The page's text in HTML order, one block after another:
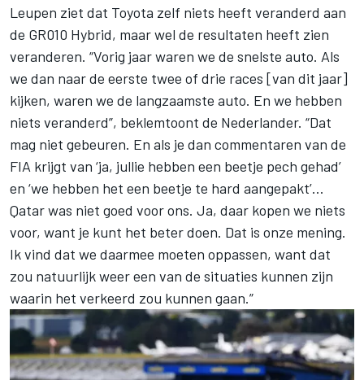
Leupen ziet dat Toyota zelf niets heeft veranderd aan
de GR010 Hybrid, maar wel de resultaten heeft zien
veranderen. “Vorig jaar waren we de snelste auto. Als
we dan naar de eerste twee of drie races [van dit jaar]
kijken, waren we de langzaamste auto. En we hebben
niets veranderd”, beklemtoont de Nederlander. “Dat
mag niet gebeuren. En als je dan commentaren van de
FIA krijgt van ‘ja, jullie hebben een beetje pech gehad’
en ‘we hebben het een beetje te hard aangepakt’…
Qatar was niet goed voor ons. Ja, daar kopen we niets
voor, want je kunt het beter doen. Dat is onze mening.
Ik vind dat we daarmee moeten oppassen, want dat
zou natuurlijk weer een van de situaties kunnen zijn
waarin het verkeerd zou kunnen gaan.”